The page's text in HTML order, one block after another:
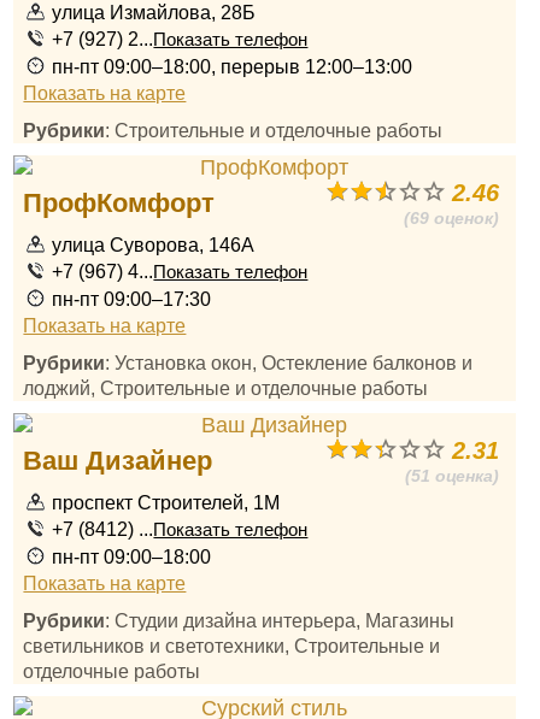
улица Измайлова, 28Б
+7 (927) 2...Показать телефон
пн-пт 09:00–18:00, перерыв 12:00–13:00
Показать на карте
Рубрики: Строительные и отделочные работы
2.46
(69 оценок)
ПрофКомфорт
улица Суворова, 146А
+7 (967) 4...Показать телефон
пн-пт 09:00–17:30
Показать на карте
Рубрики: Установка окон, Остекление балконов и
лоджий, Строительные и отделочные работы
2.31
(51 оценка)
Ваш Дизайнер
проспект Строителей, 1М
+7 (8412) ...Показать телефон
пн-пт 09:00–18:00
Показать на карте
Рубрики: Студии дизайна интерьера, Магазины
светильников и светотехники, Строительные и
отделочные работы